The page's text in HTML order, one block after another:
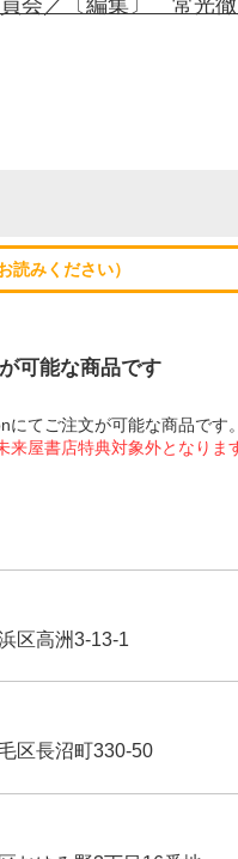
員会／〔編集〕 常
みください）
可能な商品です
てご注文が可能な商品で
屋書店特典対象外となりま
区高洲3-13-1
区長沼町330-50